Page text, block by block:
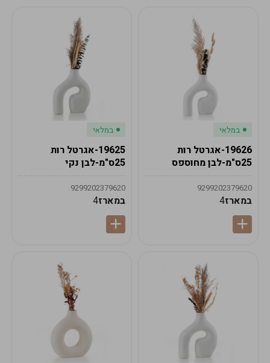
במלאי
19626-אגרטל רות
25ס"מ-לבן מחוספס
9299202379620
במארז4
במלאי
19625-אגרטל רות
25ס"מ-לבן נקי
9299202379620
במארז4
לתשלום